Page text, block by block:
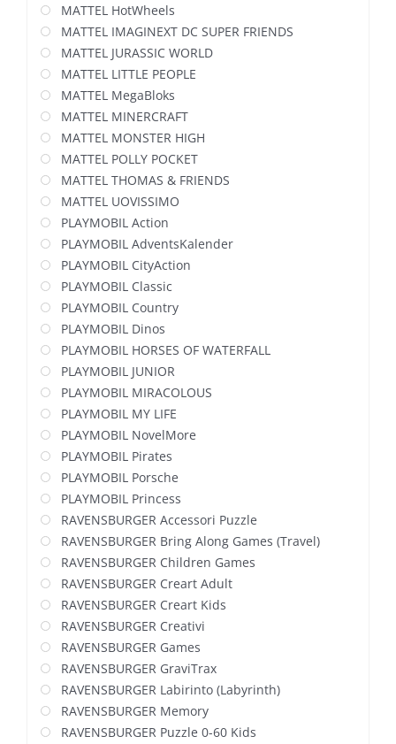
MATTEL HotWheels
MATTEL IMAGINEXT DC SUPER FRIENDS
MATTEL JURASSIC WORLD
MATTEL LITTLE PEOPLE
MATTEL MegaBloks
MATTEL MINERCRAFT
MATTEL MONSTER HIGH
MATTEL POLLY POCKET
MATTEL THOMAS & FRIENDS
MATTEL UOVISSIMO
PLAYMOBIL Action
PLAYMOBIL AdventsKalender
PLAYMOBIL CityAction
PLAYMOBIL Classic
PLAYMOBIL Country
PLAYMOBIL Dinos
PLAYMOBIL HORSES OF WATERFALL
PLAYMOBIL JUNIOR
PLAYMOBIL MIRACOLOUS
PLAYMOBIL MY LIFE
PLAYMOBIL NovelMore
PLAYMOBIL Pirates
PLAYMOBIL Porsche
PLAYMOBIL Princess
RAVENSBURGER Accessori Puzzle
RAVENSBURGER Bring Along Games (Travel)
RAVENSBURGER Children Games
RAVENSBURGER Creart Adult
RAVENSBURGER Creart Kids
RAVENSBURGER Creativi
RAVENSBURGER Games
RAVENSBURGER GraviTrax
RAVENSBURGER Labirinto (Labyrinth)
RAVENSBURGER Memory
RAVENSBURGER Puzzle 0-60 Kids